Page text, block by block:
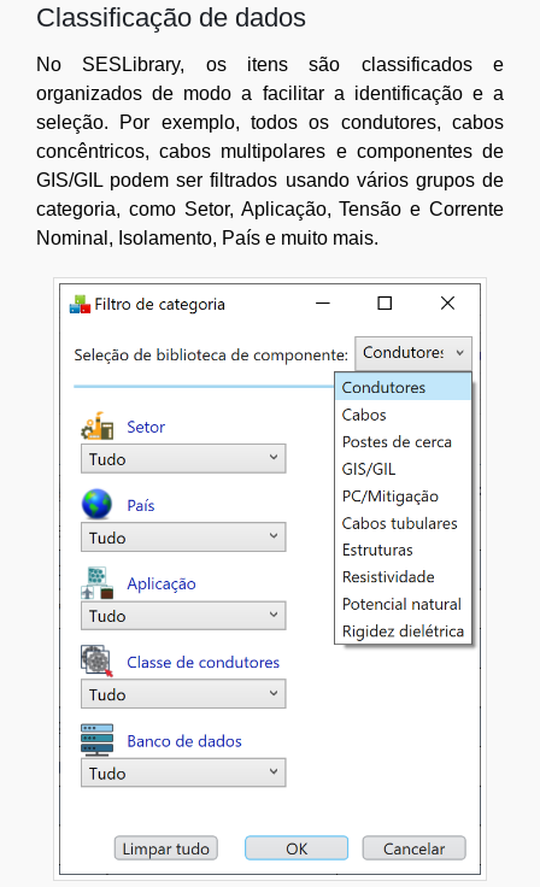
Classificação de dados
No SESLibrary, os itens são classificados e
organizados de modo a facilitar a identificação e a
seleção. Por exemplo, todos os condutores, cabos
concêntricos, cabos multipolares e componentes de
GIS/GIL podem ser filtrados usando vários grupos de
categoria, como Setor, Aplicação, Tensão e Corrente
Nominal, Isolamento, País e muito mais.